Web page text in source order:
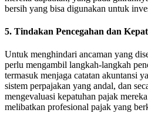
bersih yang bisa digunakan untuk
5. Tindakan Pencegahan dan
Untuk menghindari ancaman yang
perlu mengambil langkah-langkah
termasuk menjaga catatan akuntansi
sistem perpajakan yang andal, dan
mengevaluasi kepatuhan pajak
melibatkan profesional pajak yang